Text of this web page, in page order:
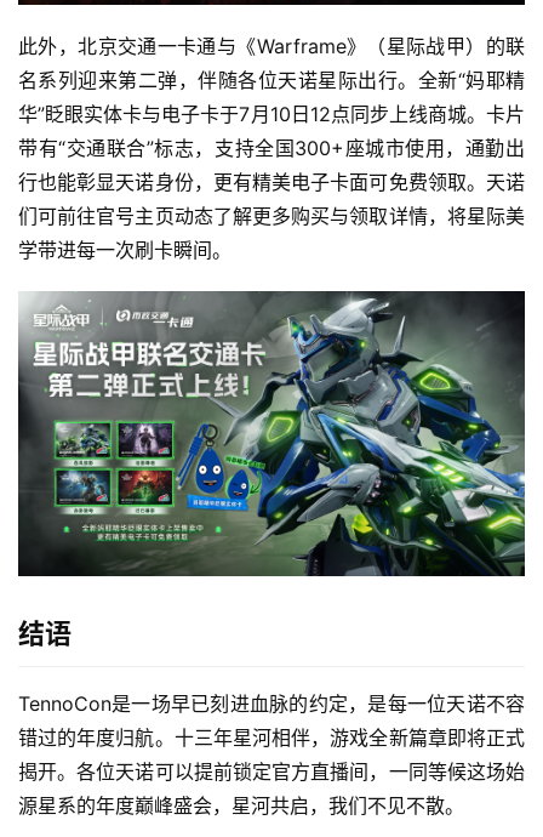
此外，北京交通一卡通与《Warframe》（星际战甲）的联
名系列迎来第二弹，伴随各位天诺星际出行。全新“妈耶精
华”眨眼实体卡与电子卡于7月10日12点同步上线商城。卡片
带有“交通联合”标志，支持全国300+座城市使用，通勤出
行也能彰显天诺身份，更有精美电子卡面可免费领取。天诺
们可前往官号主页动态了解更多购买与领取详情，将星际美
学带进每一次刷卡瞬间。
结语
TennoCon是一场早已刻进血脉的约定，是每一位天诺不容
错过的年度归航。十三年星河相伴，游戏全新篇章即将正式
揭开。各位天诺可以提前锁定官方直播间，一同等候这场始
源星系的年度巅峰盛会，星河共启，我们不见不散。